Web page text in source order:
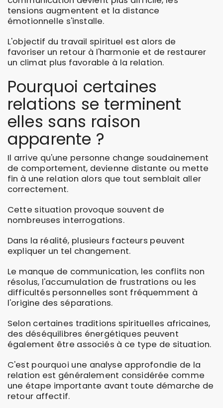
tensions augmentent et la distance
émotionnelle s'installe.
L'objectif du travail spirituel est alors de
favoriser un retour à l'harmonie et de restaurer
un climat plus favorable à la relation.
Pourquoi certaines
relations se terminent
elles sans raison
apparente ?
Il arrive qu'une personne change soudainement
de comportement, devienne distante ou mette
fin à une relation alors que tout semblait aller
correctement.
Cette situation provoque souvent de
nombreuses interrogations.
Dans la réalité, plusieurs facteurs peuvent
expliquer un tel changement.
Le manque de communication, les conflits non
résolus, l'accumulation de frustrations ou les
difficultés personnelles sont fréquemment à
l'origine des séparations.
Selon certaines traditions spirituelles africaines,
des déséquilibres énergétiques peuvent
également être associés à ce type de situation.
C'est pourquoi une analyse approfondie de la
relation est généralement considérée comme
une étape importante avant toute démarche de
retour affectif.